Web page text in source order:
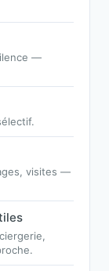
—
visites —